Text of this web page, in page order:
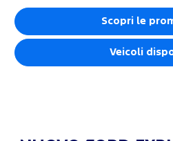
Scopri le
Veicoli